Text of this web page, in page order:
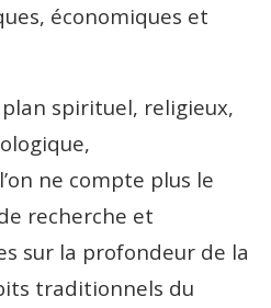
économiques et
spirituel, religieux,
ne compte plus le
recherche et
sur la profondeur de la
traditionnels du